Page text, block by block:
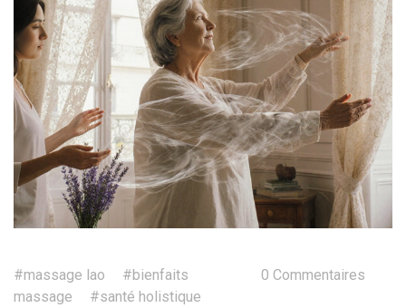
#massage lao
#bienfaits
massage
#santé holistique
0 Commentaires